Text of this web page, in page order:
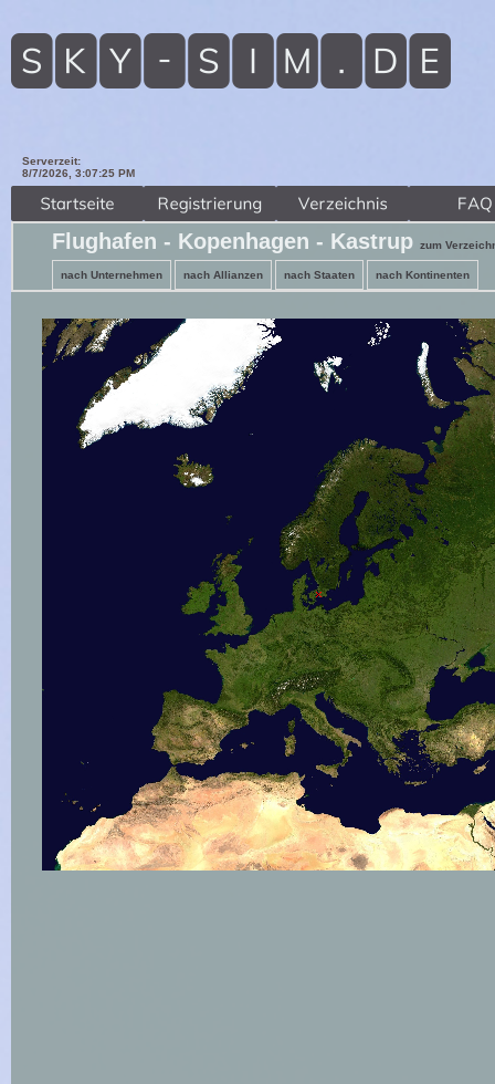
Serverzeit:
8/7/2026, 3:07:27 PM
Flughafen - Kopenhagen - Kastrup zum
nach Unternehmen nach Allianzen nach Staaten nach Kontinenten